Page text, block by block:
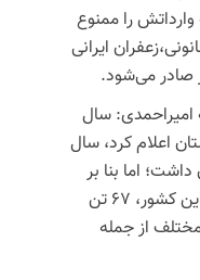
را ممنوع
ایرانی
صادر می‌شود.
امیراحمدی: سال
اعلام کرد، سال
زعفران داشت؛ اما بنا بر
اعلام آمار جهانی از حجم صادرات این کشور، ۶۷ تن
از جمله